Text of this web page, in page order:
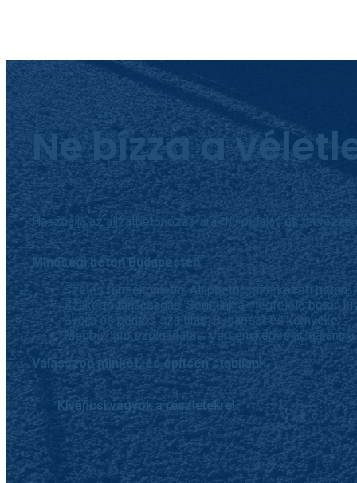
Ne bízza a
Használja azaljzatbetonozas-arak.hu oldalát, és tervezze
Minőségi beton Budapesten:
Széles termékpaletta: Alapbeton, szerkezeti beton,
Szakértő tanácsadás: Segítünk a megfelelő beton
Gyors és pontos szállítás: Budapest és környéke.
Megbízható szolgáltatás: Versenyképes ár, garancia.
Válasszon minket, és építsen stabilan!
Kíváncsi vagyok a részletekre!